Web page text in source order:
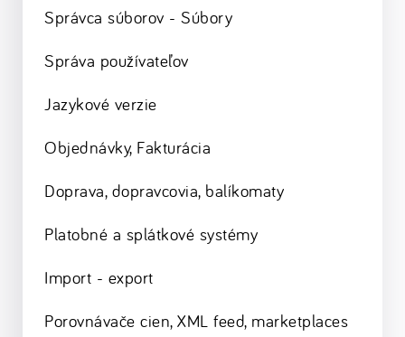
Správca súborov - Súbory
Správa používateľov
Jazykové verzie
Objednávky, Fakturácia
Doprava, dopravcovia, balíkomaty
Platobné a splátkové systémy
Import - export
Porovnávače cien, XML feed, marketplaces